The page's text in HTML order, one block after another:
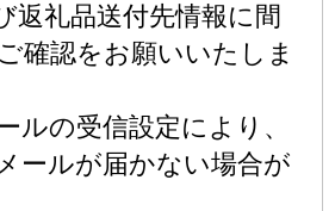
返礼品送付先情報に間
確認をお願いいたしま
ルの受信設定により、
ールが届かない場合が